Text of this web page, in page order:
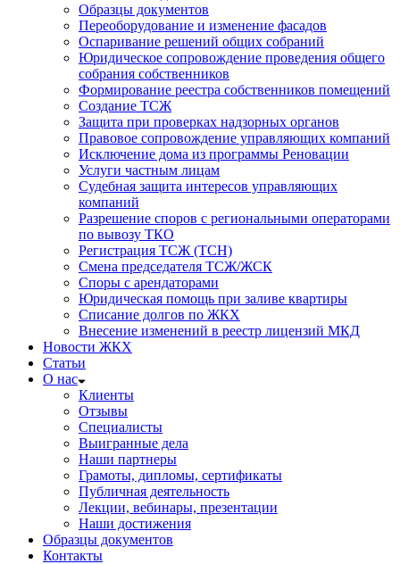
Образцы документов
Переоборудование и изменение фасадов
Оспаривание решений общих собраний
Юридическое сопровождение проведения общего
собрания собственников
Формирование реестра собственников помещений
Создание ТСЖ
Защита при проверках надзорных органов
Правовое сопровождение управляющих компаний
Исключение дома из программы Реновации
Услуги частным лицам
Судебная защита интересов управляющих
компаний
Разрешение споров с региональными операторами
по вывозу ТКО
Регистрация ТСЖ (ТСН)
Смена председателя ТСЖ/ЖСК
Споры с арендаторами
Юридическая помощь при заливе квартиры
Списание долгов по ЖКХ
Внесение изменений в реестр лицензий МКД
Новости ЖКХ
Статьи
О нас
Клиенты
Отзывы
Специалисты
Выигранные дела
Наши партнеры
Грамоты, дипломы, сертификаты
Публичная деятельность
Лекции, вебинары, презентации
Наши достижения
Образцы документов
Контакты